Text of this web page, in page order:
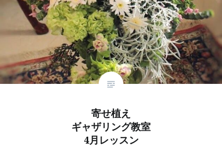
寄せ植え
ギャザリング教室
4月レッスン